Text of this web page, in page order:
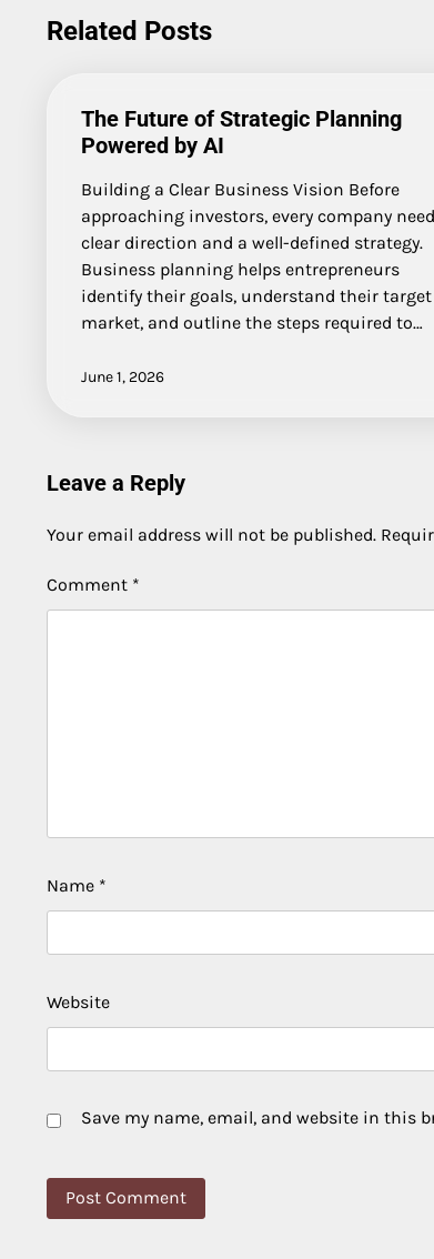
navigation
Related Posts
The Future of Strategic Planning
Powered by AI
Building a Clear Business Vision Before
approaching investors, every company
clear direction and a well-defined strategy.
Business planning helps entrepreneurs
identify their goals, understand their target
market, and outline the steps required to…
June 1, 2026
Leave a Reply
Your email address will not be published.
Comment *
Name *
Website
Save my name, email, and website in this